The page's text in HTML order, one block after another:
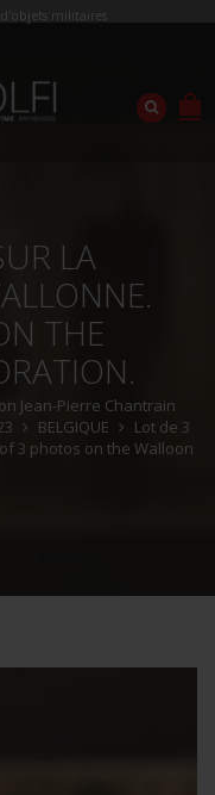
d'objets militaires
LA
THE
Jean-Pierre Chantrain
BELGIQUE
Lot de 3
3 photos on the Walloon